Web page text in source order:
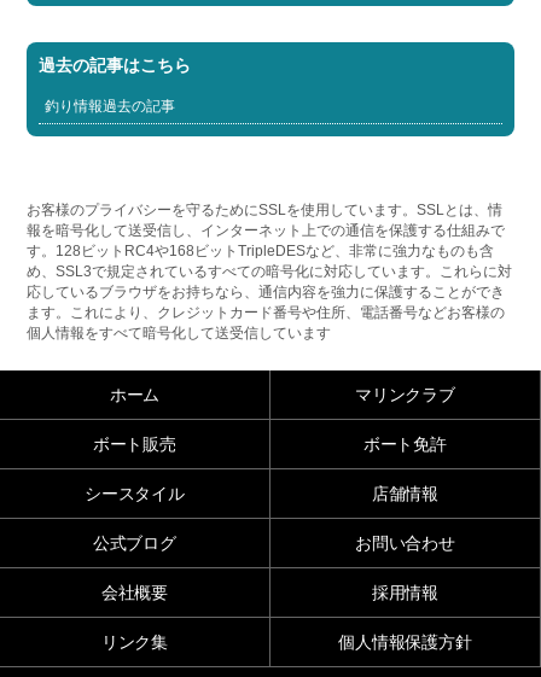
過去の記事はこちら
釣り情報過去の記事
お客様のプライバシーを守るためにSSLを使用しています。SSLとは、情
報を暗号化して送受信し、インターネット上での通信を保護する仕組みで
す。128ビットRC4や168ビットTripleDESなど、非常に強力なものも含
め、SSL3で規定されているすべての暗号化に対応しています。これらに対
応しているブラウザをお持ちなら、通信内容を強力に保護することができ
ます。これにより、クレジットカード番号や住所、電話番号などお客様の
個人情報をすべて暗号化して送受信しています
ホーム マリンクラブ
ボート販売 ボート免許
シースタイル 店舗情報
公式ブログ お問い合わせ
会社概要 採用情報
リンク集 個人情報保護方針